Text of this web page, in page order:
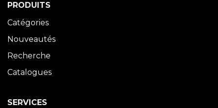
PRODUITS
Catégories
Nouveautés
Recherche
Catalogues
SERVICES